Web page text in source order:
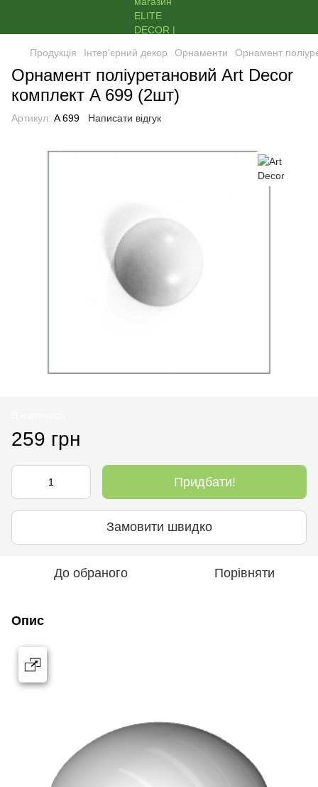
Продукція Інтер'єрний декор Орнаменти Орнамент
Орнамент поліуретановий Art Decor
комплект A 699 (2шт)
Артикул: A 699 Написати відгук
259 грн
Придбати!
Замовити швидко
До обраного Порівняти
Опис